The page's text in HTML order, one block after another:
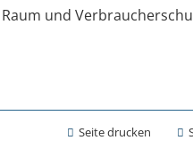
und
Seite drucken